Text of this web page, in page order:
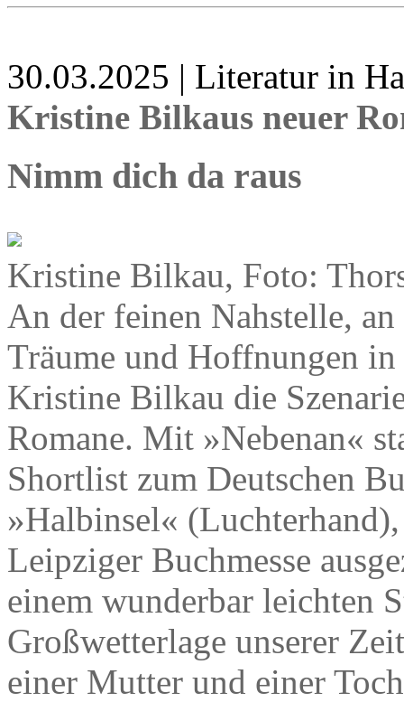
30.03.2025 | Literatur in
Kristine Bilkaus neuer
Nimm dich da raus
Kristine Bilkau, Foto:
An der feinen Nahstelle,
Träume und Hoffnungen
Kristine Bilkau die
Romane. Mit »Nebenan«
Shortlist zum Deutschen
»Halbinsel«
Leipziger Buchmesse
einem wunderbar leichten
Großwetterlage unserer
einer Mutter und einer